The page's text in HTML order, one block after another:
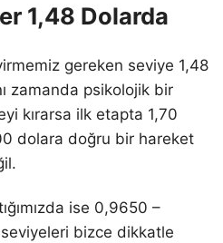
1,48 Dolarda
gereken seviye 1,48
zamanda psikolojik bir
kırarsa ilk etapta 1,70
dolara doğru bir hareket
ise 0,9650 –
bizce dikkatle